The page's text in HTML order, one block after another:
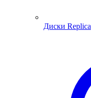
Диски Replica